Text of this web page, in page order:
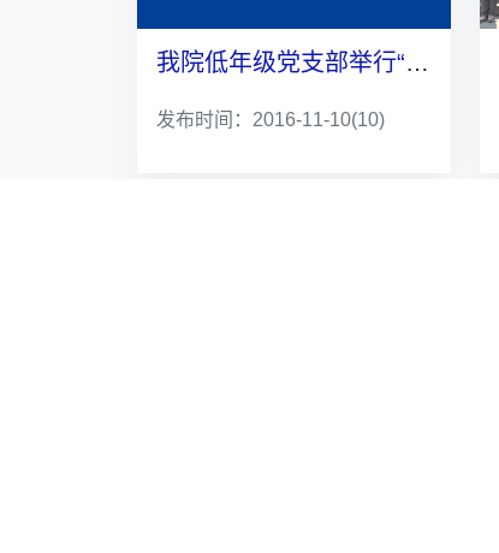
我院低年级党支部举行“学党史、立新志”主题党日活动
发布时间：2016-11-10(10)